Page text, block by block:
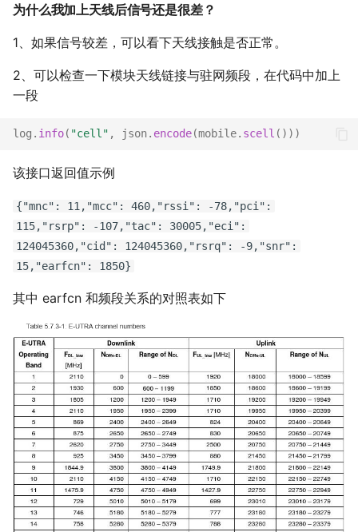
为什么我加上天线后信号还是很差？
1、如果信号较差，可以看下天线接触是否正常。
2、可以检查一下模块天线链接与驻网频段，在代码中加上
一段
log . info( "cell" , json. encode(mobile. scell ()))
该接口返回值示例
{"mnc": 11,"mcc": 460,"rssi": -78,"pci":
115,"rsrp": -107,"tac": 30005,"eci":
124045360,"cid": 124045360,"rsrq": -9,"snr":
15,"earfcn": 1850}
其中 earfcn 和频段关系的对照表如下